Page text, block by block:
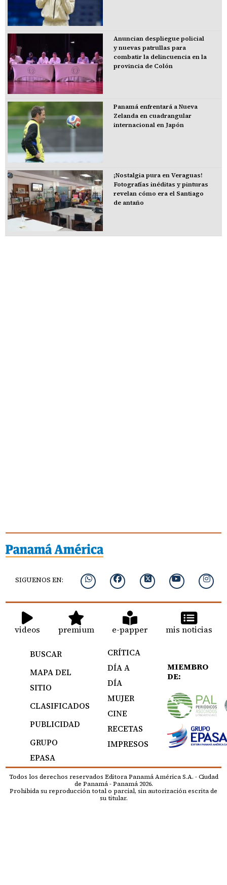
Anuncian despliegue policial
y nuevas patrullas para
combatir la delincuencia en la
provincia de Colón
Panamá enfrentará a Nueva
Zelanda en cuadrangular
internacional en Japón
¡Nostalgia pura en Veraguas!
Fotografías inéditas y pinturas
revelan cómo era el Santiago
de antaño
SIGUENOS EN:
videos premium e-papper mis noticias
BUSCAR
MAPA DEL
SITIO
CLASIFICADOS
PUBLICIDAD
GRUPO
EPASA
CRÍTICA
DÍA A
DÍA
MUJER
CINE
RECETAS
IMPRESOS
MIEMBRO
DE:
Todos los derechos reservados Editora Panamá América S.A. - Ciudad
de Panamá - Panamá 2026.
Prohibida su reproducción total o parcial, sin autorización escrita de
su titular.